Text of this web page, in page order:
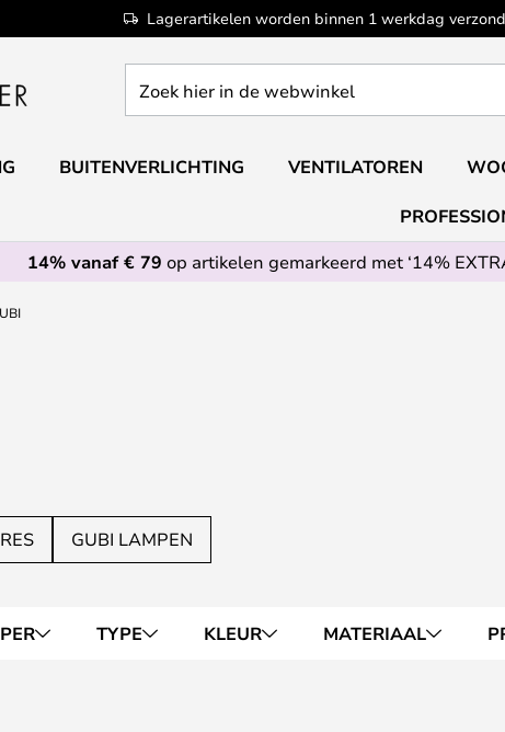
Lagerartikelen worden binnen 1 werkdag
hier
de
BUITENVERLICHTING VENTILATOREN
14% vanaf € 79 op artikelen gemarkeerd met ‘14%
GUBI LAMPEN
TYPE KLEUR MATERIAAL